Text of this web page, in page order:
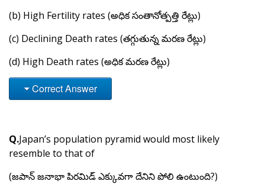
(b) High Fertility rates (అధిక సంతానోత్పత్తి రేట్లు)
(c) Declining Death rates (తగ్గుతున్న మరణ రేట్లు)
(d) High Death rates (అధిక మరణ రేట్లు)
Correct Answer
Q.Japan’s population pyramid would most likely
resemble to that of
(జపాన్ జనాభా పిరమిడ్ ఎక్కువగా దేనిని పోలి ఉంటుంది?)